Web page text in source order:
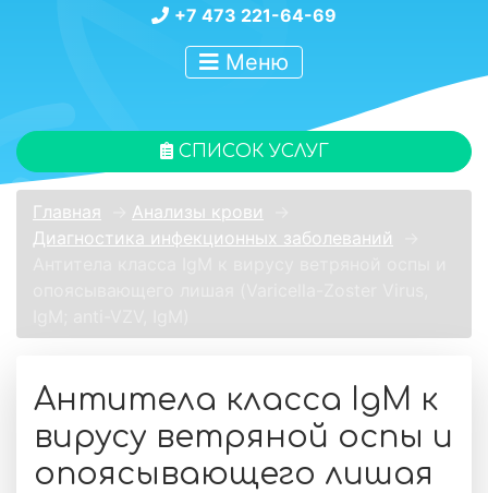
+7 473 221-64-69
Меню
СПИСОК УСЛУГ
Главная Анализы крови
Диагностика инфекционных заболеваний
Антитела класса IgM к
вирусу ветряной оспы и
опоясывающего лишая